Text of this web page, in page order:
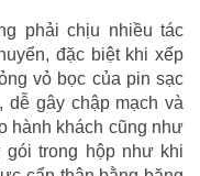
phải chịu nhiều tác
đặc biệt khi xếp
vỏ bọc của pin sạc
dễ gây chập mạch và
hành khách cũng như
gói trong hộp như khi